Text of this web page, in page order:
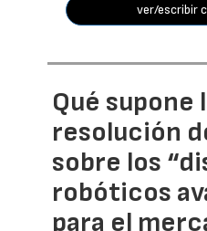
ver/escribir
Qué supone
resolución
sobre los
robóticos
para el